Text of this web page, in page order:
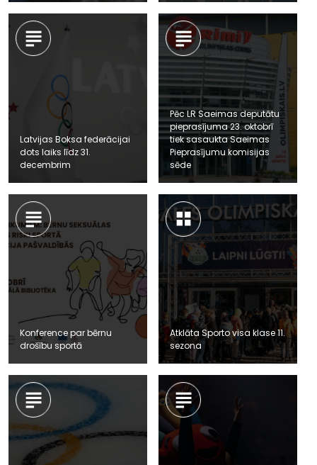
Latvijas Boksa federācijai
dots laiks līdz 31.
decembrim
Pēc LR Saeimas deputātu
pieprasījuma 23. oktobrī
tiek sasaukta Saeimas
Pieprasījumu komisijas
sēde
Konference par bērnu
drošību sportā
Atklāta Sporto visa klase 11.
sezona